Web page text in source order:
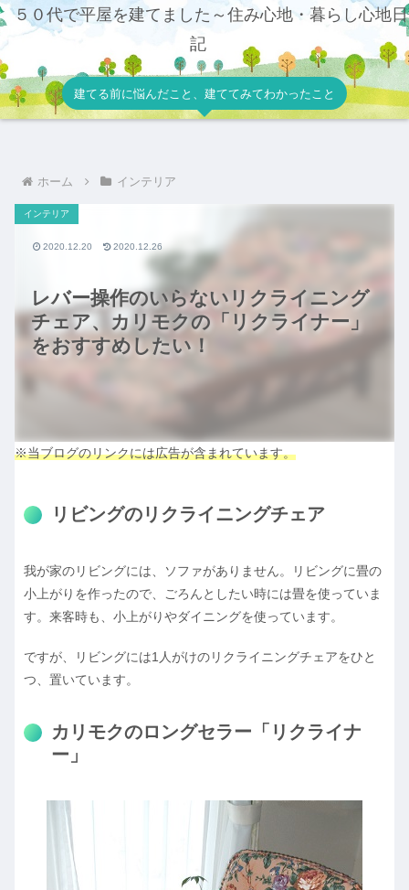
５０代で平屋を建てました～住み心地・暮らし心地日
記
建てる前に悩んだこと、建ててみてわかったこと
ホーム インテリア
レバー操作のいらないリクライニング
チェア、カリモクの「リクライナー」
をおすすめしたい！
インテリア
2020.12.20 2020.12.26
※当ブログのリンクには広告が含まれています。
リビングのリクライニングチェア
我が家のリビングには、ソファがありません。リビングに畳の
小上がりを作ったので、ごろんとしたい時には畳を使っていま
す。来客時も、小上がりやダイニングを使っています。
ですが、リビングには1人がけのリクライニングチェアをひと
つ、置いています。
カリモクのロングセラー「リクライナ
ー」